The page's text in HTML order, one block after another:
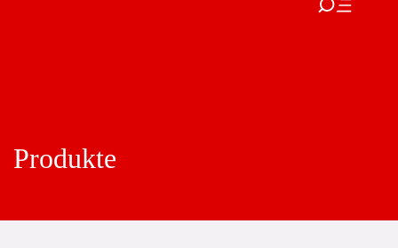
Produkte